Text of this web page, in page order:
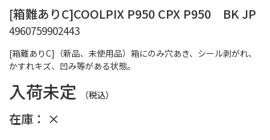
[箱難ありC]（新品、未使用品）箱にのみ穴あき、シール剥がれ、
かすれキズ、凹み等がある状態。
[箱難ありC]COOLPIX P950 CPX P950 BK JP
4960759902443
入荷未定 （税込）
在庫： ×